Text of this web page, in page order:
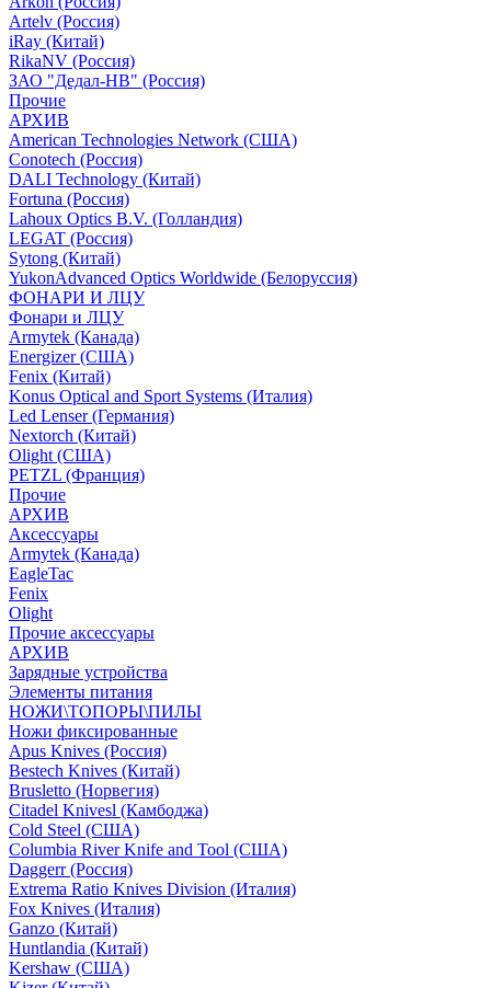
Artelv (Россия)
iRay (Китай)
RikaNV (Россия)
ЗАО "Дедал-НВ" (Россия)
Прочие
АРХИВ
American Technologies Network (США)
Conotech (Россия)
DALI Technology (Китай)
Fortuna (Россия)
Lahoux Optics B.V. (Голландия)
LEGAT (Россия)
Sytong (Китай)
YukonAdvanced Optics Worldwide (Белоруссия)
ФОНАРИ И ЛЦУ
Фонари и ЛЦУ
Armytek (Канада)
Energizer (США)
Fenix (Китай)
Konus Optical and Sport Systems (Италия)
Led Lenser (Германия)
Nextorch (Китай)
Olight (США)
PETZL (Франция)
Прочие
АРХИВ
Аксессуары
Armytek (Канада)
EagleTac
Fenix
Olight
Прочие аксессуары
АРХИВ
Зарядные устройства
Элементы питания
НОЖИ\ТОПОРЫ\ПИЛЫ
Ножи фиксированные
Apus Knives (Россия)
Bestech Knives (Китай)
Brusletto (Норвегия)
Citadel Knivesl (Камбоджа)
Cold Steel (США)
Columbia River Knife and Tool (США)
Daggerr (Россия)
Extrema Ratio Knives Division (Италия)
Fox Knives (Италия)
Ganzo (Китай)
Huntlandia (Китай)
Kershaw (США)